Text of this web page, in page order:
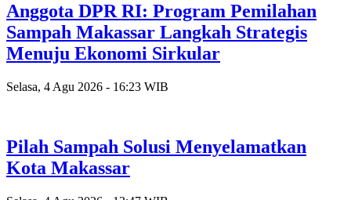
Anggota DPR RI: Program Pemilahan
Sampah Makassar Langkah Strategis
Menuju Ekonomi Sirkular
Selasa, 4 Agu 2026 - 16:23 WIB
Pilah Sampah Solusi Menyelamatkan
Kota Makassar